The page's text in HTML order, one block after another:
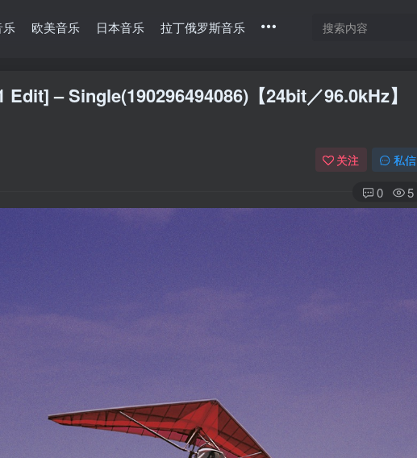
乐 欧美音乐 日本音乐 拉丁俄罗斯音乐
– Single(190296494086)【24bit／96.0kHz】
关注 私信
0 5